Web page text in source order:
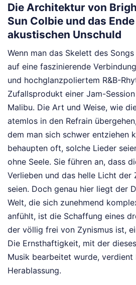
Die Architektur von
Sun Colbie und das
akustischen Unschuld
Wenn man das Skelett des
auf eine faszinierende
und hochglanzpoliertem R&B-
Zufallsprodukt einer Jam-
Malibu. Die Art und Weise, wie
atemlos in den Refrain
dem man sich schwer entziehen
behaupten oft, solche Lieder
ohne Seele. Sie führen an, dass
Verlieben und das helle Licht der
seien. Doch genau hier liegt der
Welt, die sich zunehmend
anfühlt, ist die Schaffung eines
der völlig frei von Zynismus ist,
Die Ernsthaftigkeit, mit der
Musik bearbeitet wurde, verdient
Herablassung.